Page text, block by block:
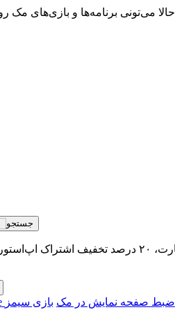
حالا می‌تونی برنامه‌ها و بازی‌های مک
ضبط صفحه نمایش در مک بازی سیمز